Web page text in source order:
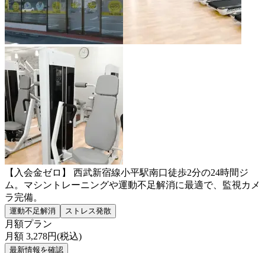
【入会金ゼロ】 西武新宿線小平駅南口徒歩2分の24時間ジ
ム。マシントレーニングや運動不足解消に最適で、監視カメ
ラ完備。
運動不足解消 ストレス発散
月額プラン
月額 3,278円(税込)
最新情報を確認